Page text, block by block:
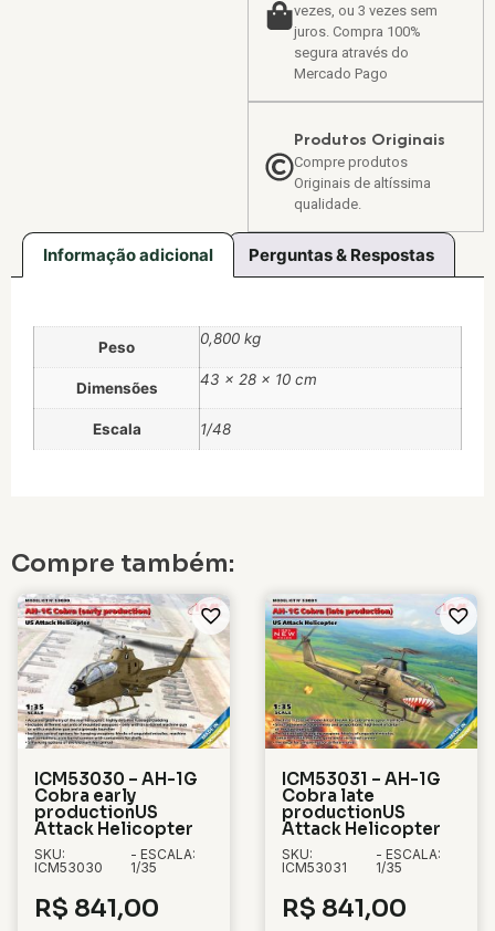
vezes, ou 3 vezes sem
juros. Compra 100%
segura através do
Mercado Pago
Produtos Originais
Compre produtos
Originais de altíssima
qualidade.
Informação adicional Perguntas & Respostas
Peso 0,800 kg
Dimensões 43 × 28 × 10 cm
Escala 1/48
Compre também:
ICM53030 – AH-1G
Cobra early
productionUS
Attack Helicopter
SKU:
ICM53030
- ESCALA:
1/35
R$ 841,00
ICM53031 – AH-1G
Cobra late
productionUS
Attack Helicopter
SKU:
ICM53031
- ESCALA:
1/35
R$ 841,00